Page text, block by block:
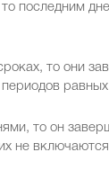
последним
то они
то он
не